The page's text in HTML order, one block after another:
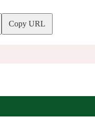
Copy URL